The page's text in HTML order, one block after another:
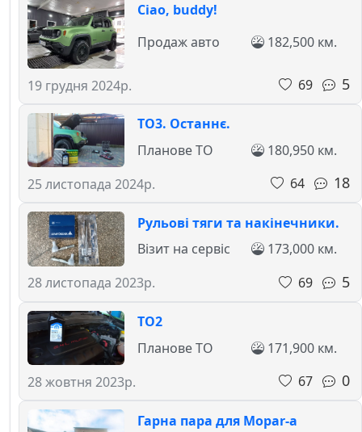
Ciao, buddy!
19 грудня 2024р.
Продаж авто 182,500 км.
69 5
ТО3. Останнє.
25 листопада 2024р.
Планове ТО
180,950 км.
64
18
Рульові тяги та накінечники.
28 листопада 2023р.
Візит на сервіс
173,000 км.
69
5
ТО2
28 жовтня 2023р.
Планове ТО
171,900 км.
67
0
Гарна пара для Mopar-а